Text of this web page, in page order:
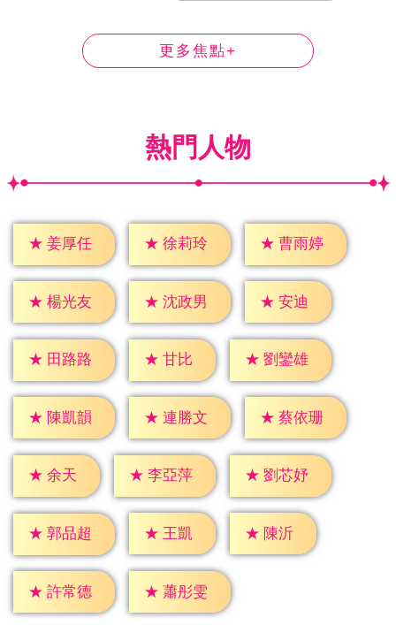
更多焦點+
熱門人物
★ 姜厚任 ★ 徐莉玲 ★ 曹雨婷
★ 楊光友 ★ 沈政男 ★ 安迪
★ 田路路 ★ 甘比 ★ 劉鑾雄
★ 陳凱韻 ★ 連勝文 ★ 蔡依珊
★ 余天 ★ 李亞萍 ★ 劉芯妤
★ 郭品超 ★ 王凱 ★ 陳沂
★ 許常德 ★ 蕭彤雯